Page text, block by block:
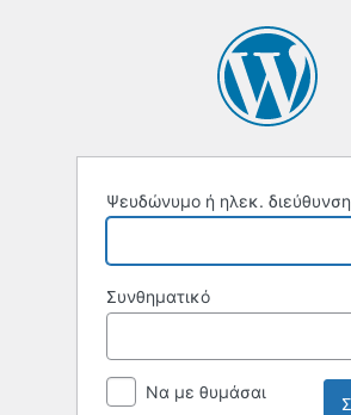
Ψευδώνυμο ή ηλεκ. διεύθυνση
Συνθηματικό
Να με θυμάσαι